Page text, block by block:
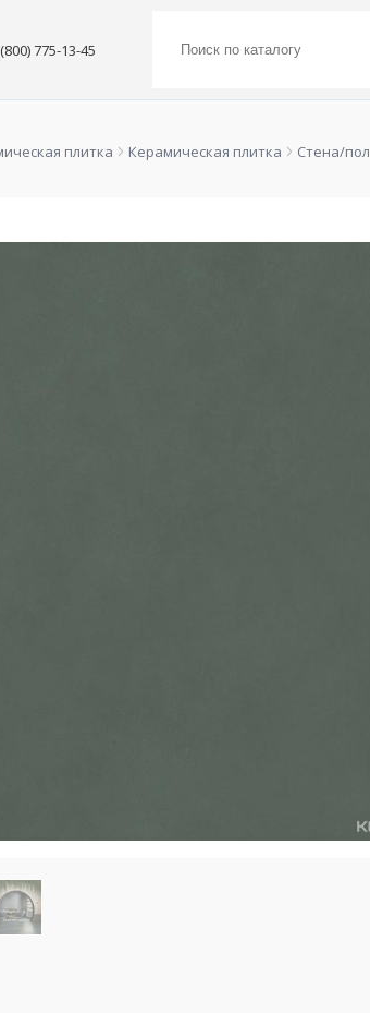
775-13-45
плитка Керамическая плитка Стена/пол